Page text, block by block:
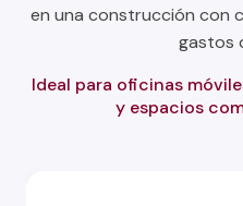
en una construcción con
gastos
Ideal para oficinas
y espacios